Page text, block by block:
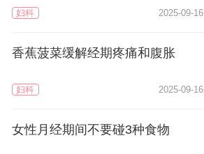
妇科 2025-09-16
香蕉菠菜缓解经期疼痛和腹胀
妇科 2025-09-16
女性月经期间不要碰3种食物